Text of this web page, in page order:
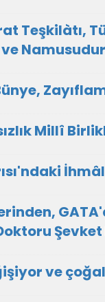
Teşkilàtı,
ve Namusudur
Millî
ve